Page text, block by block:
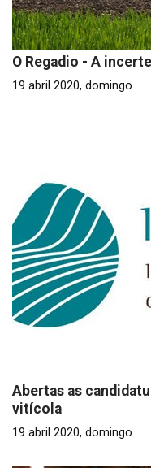
O Regadio - A
19 abril 2020, domingo
Abertas as
vitícola
19 abril 2020, domingo